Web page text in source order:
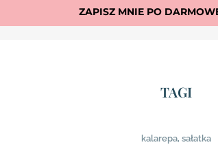
ZAPISZ MNIE PO
TAGI
kalarepa, sałatka